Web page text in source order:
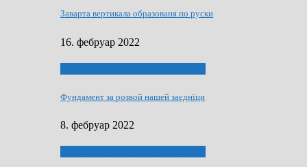
Заварта вертикала образованя по руски
16. фебруар 2022
Фундамент за розвой нашей заєднїци
8. фебруар 2022